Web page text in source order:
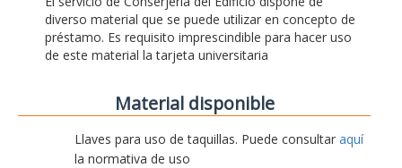
diverso material que se puede utilizar en concepto de
préstamo. Es requisito imprescindible para hacer uso
de este material la tarjeta universitaria
Material disponible
Llaves para uso de taquillas. Puede consultar aquí
la normativa de uso